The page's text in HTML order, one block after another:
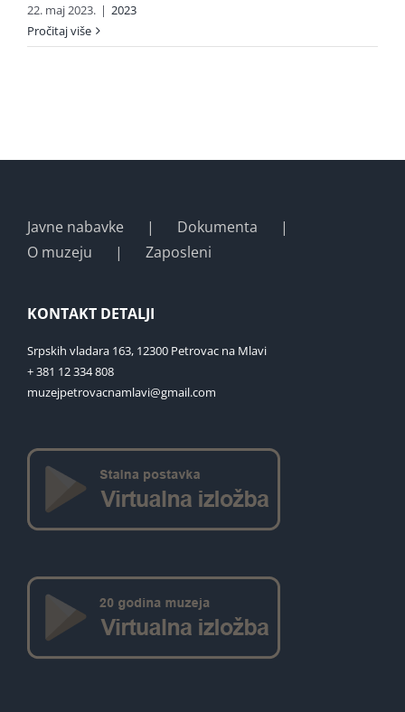
22. maj 2023. | 2023
Pročitaj više
Javne nabavke
Dokumenta
O muzeju
Zaposleni
KONTAKT DETALJI
Srpskih vladara 163, 12300 Petrovac na Mlavi
+ 381 12 334 808
muzejpetrovacnamlavi@gmail.com